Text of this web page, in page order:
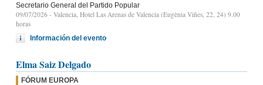
Secretario General del Partido Popular
09/07/2026 - Valencia, Hotel Las Arenas de Valencia (Eugènia Viñes, 22, 24) 9.00
horas
Información del evento
Elma Saiz Delgado
FÓRUM EUROPA